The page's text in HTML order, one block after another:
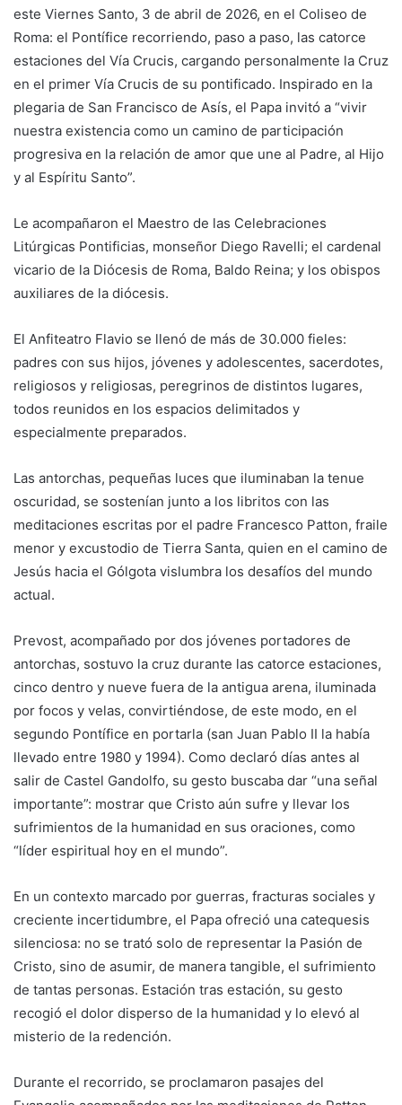
este Viernes Santo, 3 de abril de 2026, en el Coliseo de
Roma: el Pontífice recorriendo, paso a paso, las catorce
estaciones del Vía Crucis, cargando personalmente la Cruz
en el primer Vía Crucis de su pontificado. Inspirado en la
plegaria de San Francisco de Asís, el Papa invitó a “vivir
nuestra existencia como un camino de participación
progresiva en la relación de amor que une al Padre, al Hijo
y al Espíritu Santo”.
Le acompañaron el Maestro de las Celebraciones
Litúrgicas Pontificias, monseñor Diego Ravelli; el cardenal
vicario de la Diócesis de Roma, Baldo Reina; y los obispos
auxiliares de la diócesis.
El Anfiteatro Flavio se llenó de más de 30.000 fieles:
padres con sus hijos, jóvenes y adolescentes, sacerdotes,
religiosos y religiosas, peregrinos de distintos lugares,
todos reunidos en los espacios delimitados y
especialmente preparados.
Las antorchas, pequeñas luces que iluminaban la tenue
oscuridad, se sostenían junto a los libritos con las
meditaciones escritas por el padre Francesco Patton, fraile
menor y excustodio de Tierra Santa, quien en el camino de
Jesús hacia el Gólgota vislumbra los desafíos del mundo
actual.
Prevost, acompañado por dos jóvenes portadores de
antorchas, sostuvo la cruz durante las catorce estaciones,
cinco dentro y nueve fuera de la antigua arena, iluminada
por focos y velas, convirtiéndose, de este modo, en el
segundo Pontífice en portarla (san Juan Pablo II la había
llevado entre 1980 y 1994). Como declaró días antes al
salir de Castel Gandolfo, su gesto buscaba dar “una señal
importante”: mostrar que Cristo aún sufre y llevar los
sufrimientos de la humanidad en sus oraciones, como
“líder espiritual hoy en el mundo”.
En un contexto marcado por guerras, fracturas sociales y
creciente incertidumbre, el Papa ofreció una catequesis
silenciosa: no se trató solo de representar la Pasión de
Cristo, sino de asumir, de manera tangible, el sufrimiento
de tantas personas. Estación tras estación, su gesto
recogió el dolor disperso de la humanidad y lo elevó al
misterio de la redención.
Durante el recorrido, se proclamaron pasajes del